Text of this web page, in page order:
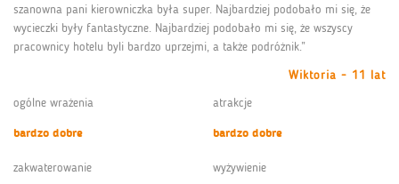
szanowna pani kierowniczka była super. Najbardziej podobało mi się, że
wycieczki były fantastyczne. Najbardziej podobało mi się, że wszyscy
pracownicy hotelu byli bardzo uprzejmi, a także podróżnik.”
Wiktoria - 11 lat
ogólne wrażenia
bardzo dobre
atrakcje
bardzo dobre
zakwaterowanie
wyżywienie